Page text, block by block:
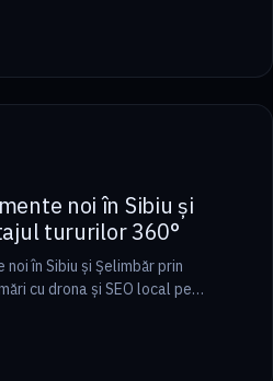
5 min
noi în Sibiu și
tururilor 360°
în Sibiu și Șelimbăr prin
cu drona și SEO local pe